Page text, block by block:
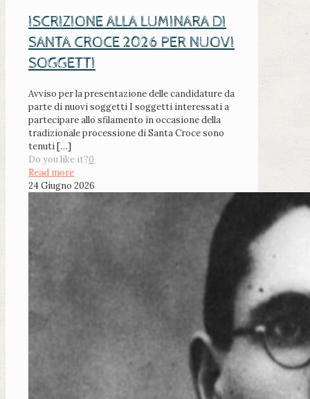
ISCRIZIONE ALLA LUMINARA DI
SANTA CROCE 2026 PER NUOVI
SOGGETTI
Avviso per la presentazione delle candidature da
parte di nuovi soggetti I soggetti interessati a
partecipare allo sfilamento in occasione della
tradizionale processione di Santa Croce sono
tenuti[…]
Do you like it?0
Read more
24 Giugno 2026